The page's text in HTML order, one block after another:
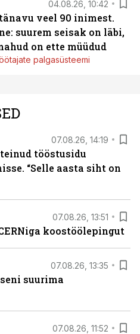
04.08.26, 10:42
veel 90 inimest.
suurem seisak on läbi,
on ette müüdud
palgasüsteemi
07.08.26, 14:19
tööstusidu
“Selle aasta siht on
07.08.26, 13:51
koostöölepingut
07.08.26, 13:35
suurima
07.08.26, 11:52